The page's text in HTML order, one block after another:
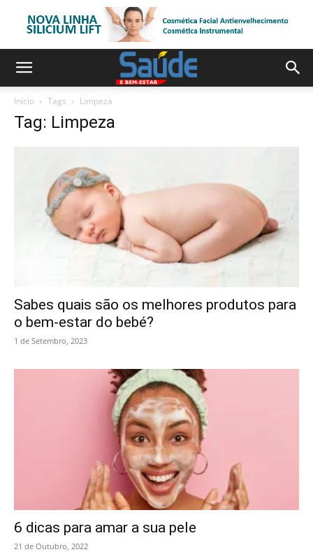
Início Tags Limpeza
Tag: Limpeza
Sabes quais são os melhores produtos para
o bem-estar do bebé?
1 de Setembro, 2023
6 dicas para amar a sua pele
21 de Outubro, 2022